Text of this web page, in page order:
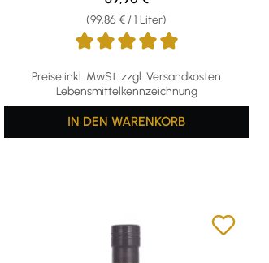
Preise inkl. MwSt. zzgl. Versandkosten
Lebensmittelkennzeichnung
(99,86 € / 1 Liter)
IN DEN WARENKORB